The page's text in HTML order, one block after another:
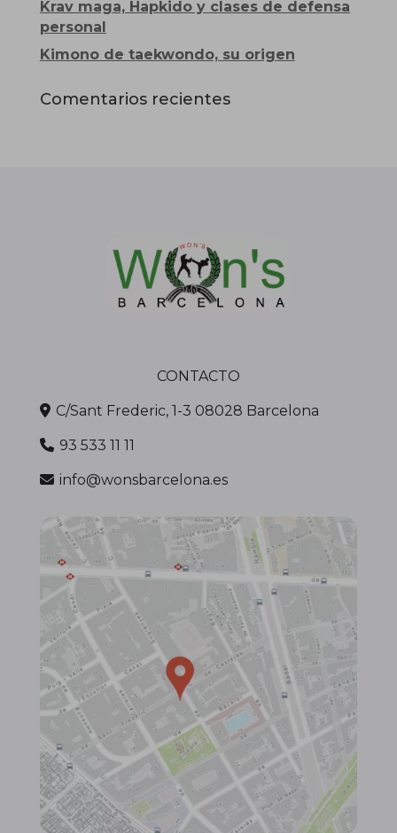
Krav maga, Hapkido y clases de defensa
personal
Kimono de taekwondo, su origen
Comentarios recientes
CONTACTO
C/Sant Frederic, 1-3 08028 Barcelona
93 533 11 11
info@wonsbarcelona.es